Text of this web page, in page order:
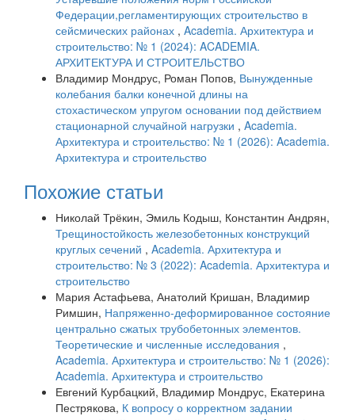
Федерации,регламентирующих строительство в
сейсмических районах , Academia. Архитектура и
строительство: № 1 (2024): ACADEMIA.
АРХИТЕКТУРА И СТРОИТЕЛЬСТВО
Владимир Мондрус, Роман Попов, Вынужденные
колебания балки конечной длины на
стохастическом упругом основании под действием
стационарной случайной нагрузки , Academia.
Архитектура и строительство: № 1 (2026): Academia.
Архитектура и строительство
Похожие статьи
Николай Трёкин, Эмиль Кодыш, Константин Андрян,
Трещиностойкость железобетонных конструкций
круглых сечений , Academia. Архитектура и
строительство: № 3 (2022): Academia. Архитектура и
строительство
Мария Астафьева, Анатолий Кришан, Владимир
Римшин, Напряженно-деформированное состояние
центрально сжатых трубобетонных элементов.
Теоретические и численные исследования ,
Academia. Архитектура и строительство: № 1 (2026):
Academia. Архитектура и строительство
Евгений Курбацкий, Владимир Мондрус, Екатерина
Пестрякова, К вопросу о корректном задании